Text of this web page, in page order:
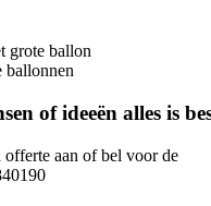
grote ballon
ballonnen
of ideeën alles is
aan of bel voor de